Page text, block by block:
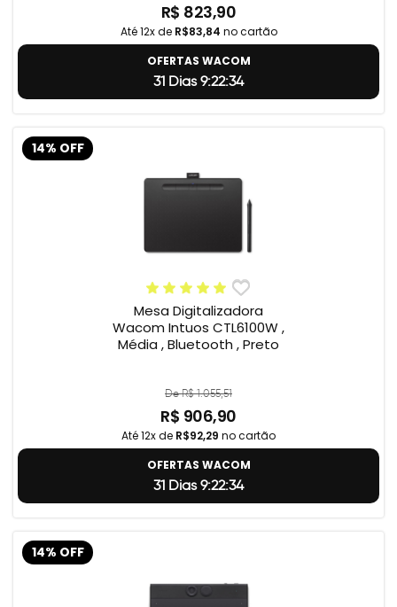
R$ 823,90
Até 12x de R$83,84 no cartão
OFERTAS WACOM
31 Dias 9:22:33
14% OFF
Mesa Digitalizadora
Wacom Intuos CTL6100W ,
Média , Bluetooth , Preto
De R$ 1.055,51
R$ 906,90
Até 12x de R$92,29 no cartão
OFERTAS WACOM
31 Dias 9:22:33
14% OFF